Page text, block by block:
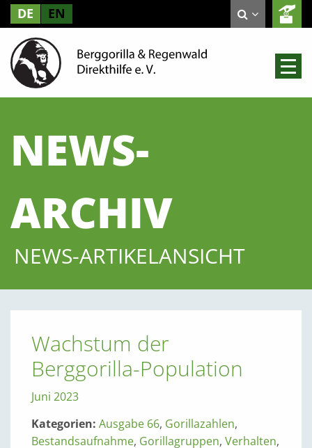
DE EN
NEWS-
ARCHIV
NEWS-ARTIKELANSICHT
Wachstum der
Berggorilla-Population
Juni 2023
Kategorien: Ausgabe 66, Gorillazahlen,
Bestandsaufnahme, Gorillagruppen, Verhalten,